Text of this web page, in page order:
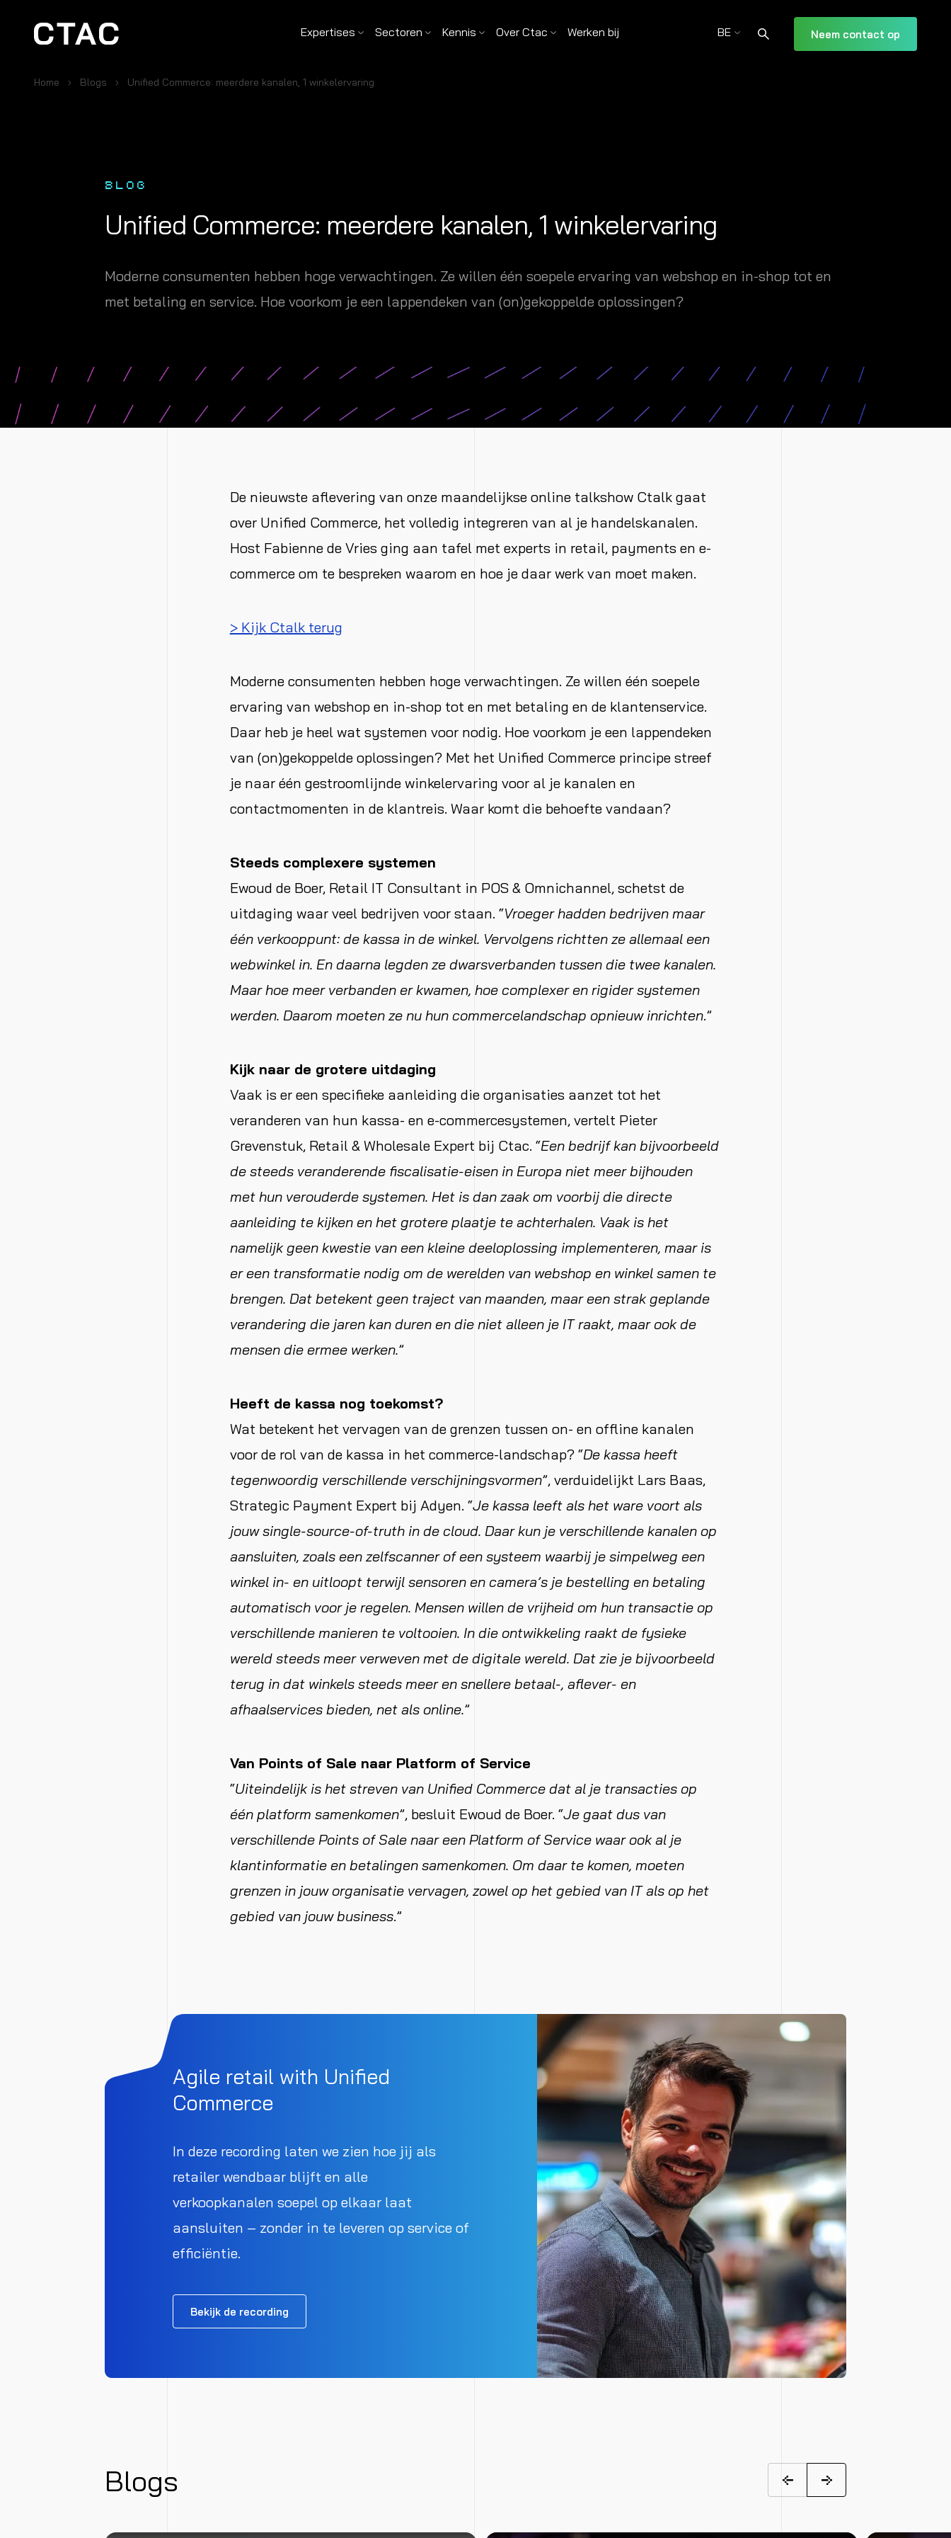
Expertises Sectoren Kennis Over Ctac Werken bij BE Neem contact op
Home Blogs Unified Commerce: meerdere kanalen, 1 winkelervaring
BLOG
Unified Commerce: meerdere kanalen, 1 winkelervaring
Moderne consumenten hebben hoge verwachtingen. Ze willen één soepele ervaring van webshop en in-shop tot en
met betaling en service. Hoe voorkom je een lappendeken van (on)gekoppelde oplossingen?
De nieuwste aflevering van onze maandelijkse online talkshow Ctalk gaat
over Unified Commerce, het volledig integreren van al je handelskanalen.
Host Fabienne de Vries ging aan tafel met experts in retail, payments en e-
commerce om te bespreken waarom en hoe je daar werk van moet maken.
> Kijk Ctalk terug
Moderne consumenten hebben hoge verwachtingen. Ze willen één soepele
ervaring van webshop en in-shop tot en met betaling en de klantenservice.
Daar heb je heel wat systemen voor nodig. Hoe voorkom je een lappendeken
van (on)gekoppelde oplossingen? Met het Unified Commerce principe streef
je naar één gestroomlijnde winkelervaring voor al je kanalen en
contactmomenten in de klantreis. Waar komt die behoefte vandaan?
Steeds complexere systemen
Ewoud de Boer, Retail IT Consultant in POS & Omnichannel, schetst de
uitdaging waar veel bedrijven voor staan. “Vroeger hadden bedrijven maar
één verkooppunt: de kassa in de winkel. Vervolgens richtten ze allemaal een
webwinkel in. En daarna legden ze dwarsverbanden tussen die twee kanalen.
Maar hoe meer verbanden er kwamen, hoe complexer en rigider systemen
werden. Daarom moeten ze nu hun commercelandschap opnieuw inrichten.”
Kijk naar de grotere uitdaging
Vaak is er een specifieke aanleiding die organisaties aanzet tot het
veranderen van hun kassa- en e-commercesystemen, vertelt Pieter
Grevenstuk, Retail & Wholesale Expert bij Ctac. “Een bedrijf kan bijvoorbeeld
de steeds veranderende fiscalisatie-eisen in Europa niet meer bijhouden
met hun verouderde systemen. Het is dan zaak om voorbij die directe
aanleiding te kijken en het grotere plaatje te achterhalen. Vaak is het
namelijk geen kwestie van een kleine deeloplossing implementeren, maar is
er een transformatie nodig om de werelden van webshop en winkel samen te
brengen. Dat betekent geen traject van maanden, maar een strak geplande
verandering die jaren kan duren en die niet alleen je IT raakt, maar ook de
mensen die ermee werken.”
Heeft de kassa nog toekomst?
Wat betekent het vervagen van de grenzen tussen on- en offline kanalen
voor de rol van de kassa in het commerce-landschap? “De kassa heeft
tegenwoordig verschillende verschijningsvormen”, verduidelijkt Lars Baas,
Strategic Payment Expert bij Adyen. “Je kassa leeft als het ware voort als
jouw single-source-of-truth in de cloud. Daar kun je verschillende kanalen op
aansluiten, zoals een zelfscanner of een systeem waarbij je simpelweg een
winkel in- en uitloopt terwijl sensoren en camera’s je bestelling en betaling
automatisch voor je regelen. Mensen willen de vrijheid om hun transactie op
verschillende manieren te voltooien. In die ontwikkeling raakt de fysieke
wereld steeds meer verweven met de digitale wereld. Dat zie je bijvoorbeeld
terug in dat winkels steeds meer en snellere betaal-, aflever- en
afhaalservices bieden, net als online.”
Van Points of Sale naar Platform of Service
“Uiteindelijk is het streven van Unified Commerce dat al je transacties op
één platform samenkomen”, besluit Ewoud de Boer. “Je gaat dus van
verschillende Points of Sale naar een Platform of Service waar ook al je
klantinformatie en betalingen samenkomen. Om daar te komen, moeten
grenzen in jouw organisatie vervagen, zowel op het gebied van IT als op het
gebied van jouw business.”
Agile retail with Unified
Commerce
In deze recording laten we zien hoe jij als
retailer wendbaar blijft en alle
verkoopkanalen soepel op elkaar laat
aansluiten – zonder in te leveren op service of
efficiëntie.
Bekijk de recording
Blogs